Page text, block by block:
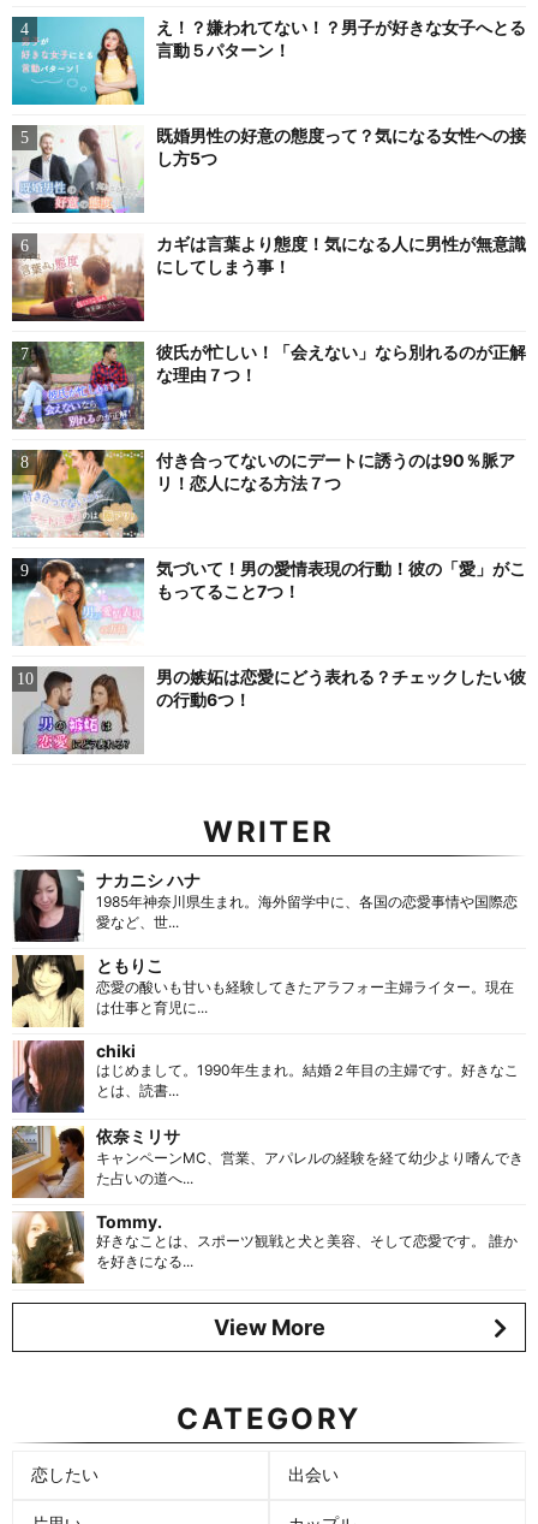
え！？嫌われてない！？男子が好きな女子へとる
言動５パターン！
既婚男性の好意の態度って？気になる女性への接
し方5つ
カギは言葉より態度！気になる人に男性が無意識
にしてしまう事！
彼氏が忙しい！「会えない」なら別れるのが正解
な理由７つ！
付き合ってないのにデートに誘うのは90％脈ア
リ！恋人になる方法７つ
気づいて！男の愛情表現の行動！彼の「愛」がこ
もってること7つ！
男の嫉妬は恋愛にどう表れる？チェックしたい彼
の行動6つ！
WRITER
ナカニシ ハナ
1985年神奈川県生まれ。海外留学中に、各国の恋愛事情や国際恋
愛など、世...
ともりこ
恋愛の酸いも甘いも経験してきたアラフォー主婦ライター。現在
は仕事と育児に...
chiki
はじめまして。1990年生まれ。結婚２年目の主婦です。好きなこ
とは、読書...
依奈ミリサ
キャンペーンMC、営業、アパレルの経験を経て幼少より嗜んでき
た占いの道へ...
Tommy.
好きなことは、スポーツ観戦と犬と美容、そして恋愛です。 誰か
を好きになる...
View More
CATEGORY
恋したい 出会い